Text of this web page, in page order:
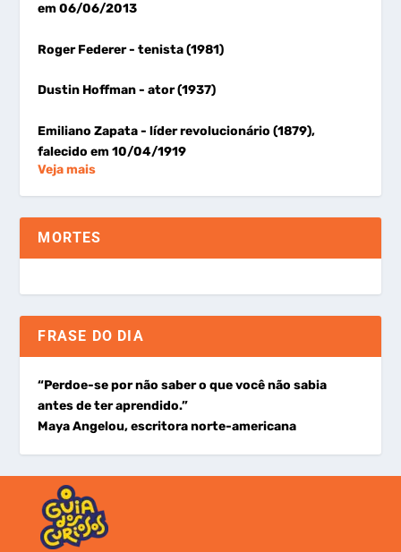
em 06/06/2013
Roger Federer- tenista (1981)
Dustin Hoffman- ator (1937)
Emiliano Zapata- líder revolucionário (1879),
falecido em 10/04/1919
Veja mais
MORTES
FRASE DO DIA
“Perdoe-se por não saber o que você não sabia
antes de ter aprendido.”
Maya Angelou, escritora norte-americana